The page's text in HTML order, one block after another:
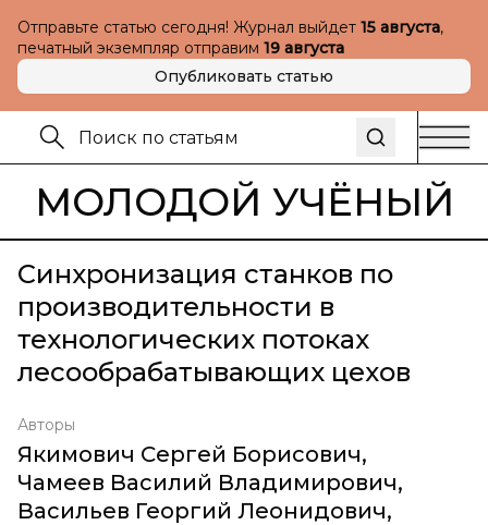
Отправьте статью сегодня! Журнал выйдет 15 августа,
печатный экземпляр отправим 19 августа
Опубликовать статью
МОЛОДОЙ УЧЁНЫЙ
Синхронизация станков по
производительности в
технологических потоках
лесообрабатывающих цехов
Авторы
Якимович Сергей Борисович,
Чамеев Василий Владимирович,
Васильев Георгий Леонидович,